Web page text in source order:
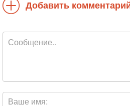
Добавить